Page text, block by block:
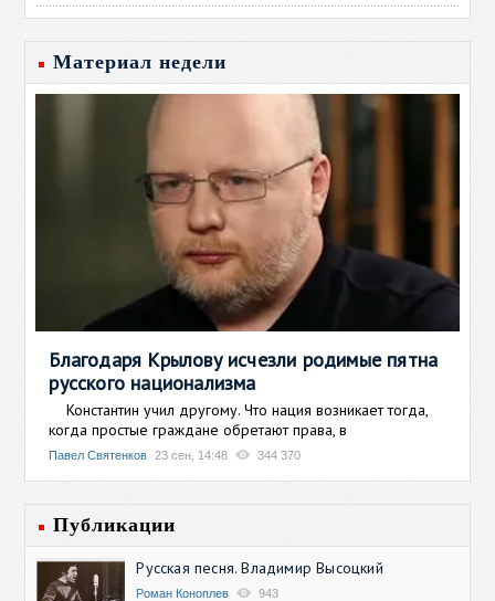
Материал недели
Благодаря Крылову исчезли родимые пятна
русского национализма
Константин учил другому. Что нация возникает тогда,
когда простые граждане обретают права, в
Павел Святенков 23 сен, 14:48 344 370
Публикации
Русская песня. Владимир Высоцкий
Роман Коноплев 943